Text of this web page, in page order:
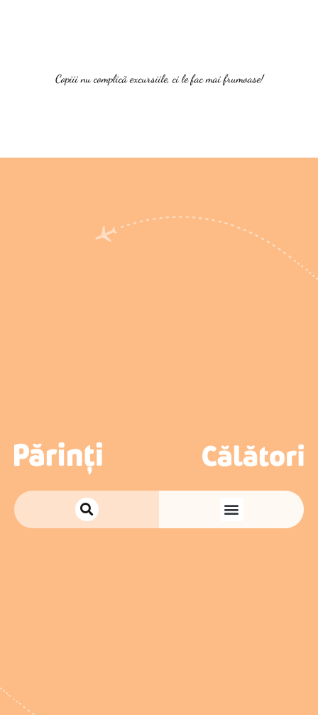
Copiii nu complică excursiile, ci le fac mai frumoase!